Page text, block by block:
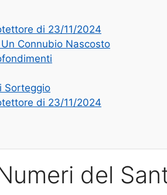
di 23/11/2024
Connubio Nascosto
Sorteggio
di 23/11/2024
del